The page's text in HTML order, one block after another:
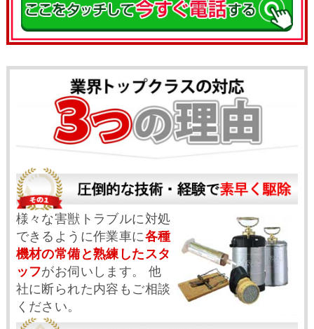
様々な害獣トラブルに対処
できるように作業車に各種
機材の常備と熟練したスタ
ッフがお伺いします。 他
社に断られた内容もご相談
ください。